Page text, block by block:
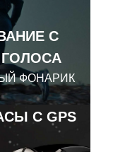
С
С GPS
ФОНАРИК